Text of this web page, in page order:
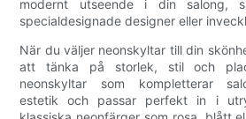
modernt utseende i din salong,
specialdesignade designer eller
När du väljer neonskyltar till din
att tänka på storlek, stil och
neonskyltar som kompletterar
estetik och passar perfekt in i